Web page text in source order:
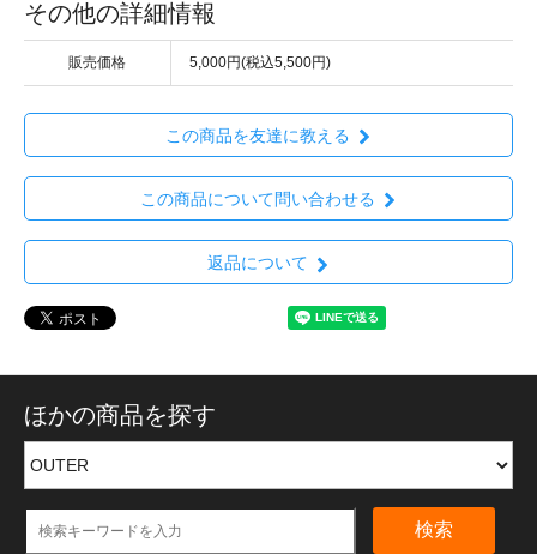
その他の詳細情報
販売価格 5,000円(税込5,500円)
この商品を友達に教える
この商品について問い合わせる
返品について
ほかの商品を探す
検索